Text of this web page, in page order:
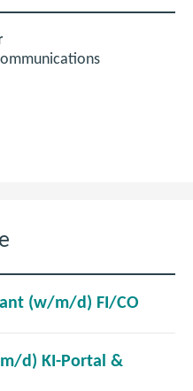
(w/m/d) FI/CO
d) KI-Portal &